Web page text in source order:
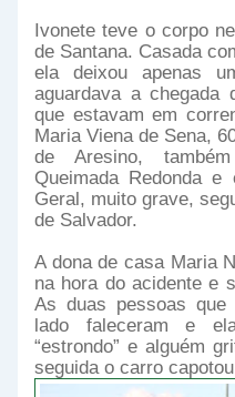
Ivonete teve o corpo
de Santana. Casada
ela deixou apenas
aguardava a chegada
que estavam em
Maria Viena de Sena,
de Aresino,
Queimada Redonda
Geral, muito grave,
de Salvador.
A dona de casa Maria
na hora do acidente e
As duas pessoas que
lado faleceram e
“estrondo” e alguém
seguida o carro